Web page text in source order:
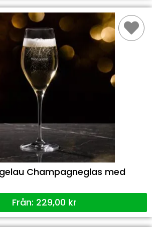
Champagneglas med
Från: 229,00 kr